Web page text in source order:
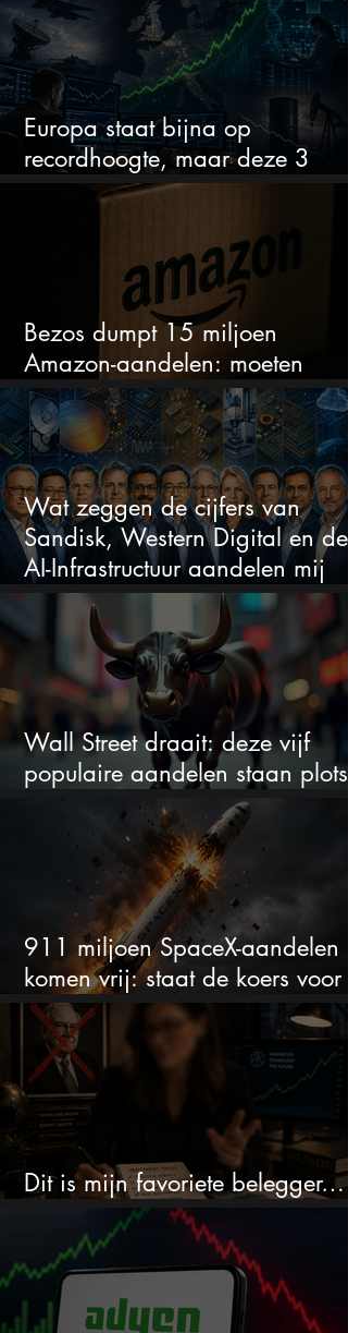
Europa staat bijna op
recordhoogte, maar deze 3
sectoren vallen nu op
Bezos dumpt 15 miljoen
Amazon-aandelen: moeten
beleggers zich zorgen maken?
Wat zeggen de cijfers van
Sandisk, Western Digital en de
AI-Infrastructuur aandelen mij
werkelijk
Wall Street draait: deze vijf
populaire aandelen staan plots
onder spanning
911 miljoen SpaceX-aandelen
komen vrij: staat de koers voor
een nieuwe crash?
Dit is mijn favoriete belegger…
en het is niet Warren Buffett